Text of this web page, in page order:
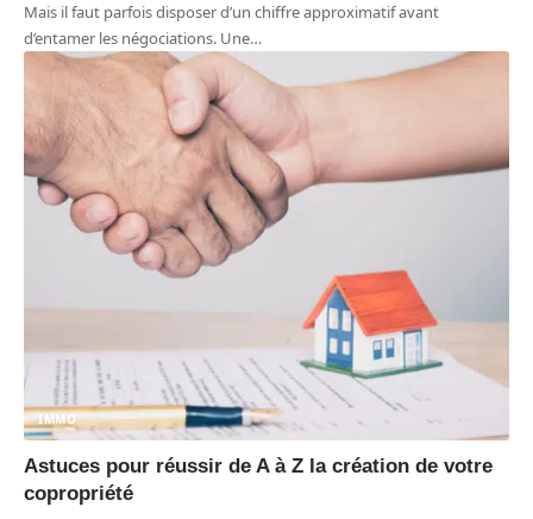
Mais il faut parfois disposer d’un chiffre approximatif avant
d’entamer les négociations. Une…
IMMO
Astuces pour réussir de A à Z la création de votre
copropriété